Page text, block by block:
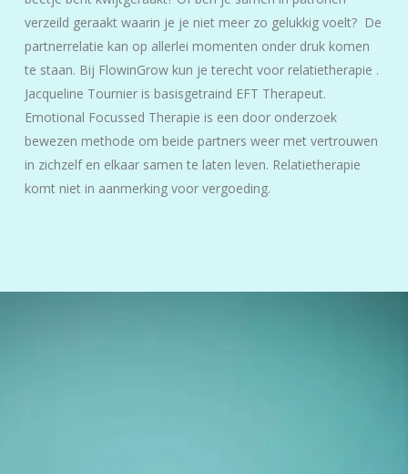
verzeild geraakt waarin je je niet meer zo gelukkig voelt? De
partnerrelatie kan op allerlei momenten onder druk komen
te staan. Bij FlowinGrow kun je terecht voor relatietherapie .
Jacqueline Tournier is basisgetraind EFT Therapeut.
Emotional Focussed Therapie is een door onderzoek
bewezen methode om beide partners weer met vertrouwen
in zichzelf en elkaar samen te laten leven. Relatietherapie
komt niet in aanmerking voor vergoeding.